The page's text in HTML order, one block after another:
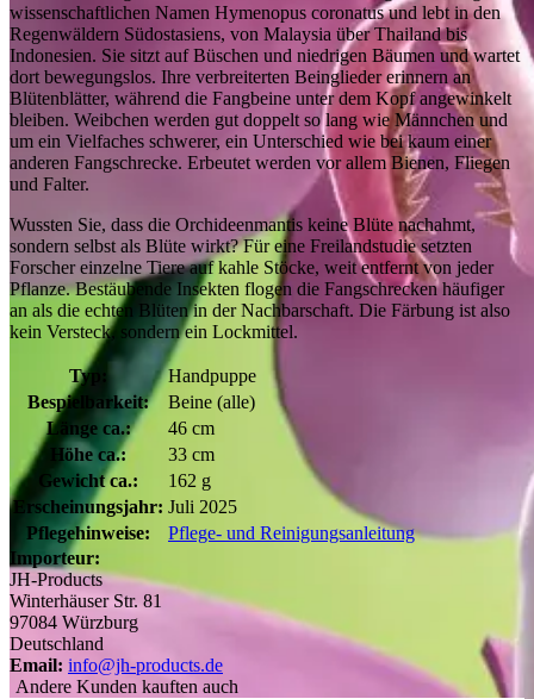
wissenschaftlichen Namen Hymenopus coronatus und lebt in den
Regenwäldern Südostasiens, von Malaysia über Thailand bis
Indonesien. Sie sitzt auf Büschen und niedrigen Bäumen und wartet
dort bewegungslos. Ihre verbreiterten Beinglieder erinnern an
Blütenblätter, während die Fangbeine unter dem Kopf angewinkelt
bleiben. Weibchen werden gut doppelt so lang wie Männchen und
um ein Vielfaches schwerer, ein Unterschied wie bei kaum einer
anderen Fangschrecke. Erbeutet werden vor allem Bienen, Fliegen
und Falter.
Wussten Sie, dass die Orchideenmantis keine Blüte nachahmt,
sondern selbst als Blüte wirkt? Für eine Freilandstudie setzten
Forscher einzelne Tiere auf kahle Stöcke, weit entfernt von jeder
Pflanze. Bestäubende Insekten flogen die Fangschrecken häufiger
an als die echten Blüten in der Nachbarschaft. Die Färbung ist also
kein Versteck, sondern ein Lockmittel.
Typ:
Handpuppe
Bespielbarkeit:
Beine (alle)
Länge ca.:
46 cm
Höhe ca.:
33 cm
Gewicht ca.:
162 g
Erscheinungsjahr: Juli 2025
Pflegehinweise:
Pflege- und Reinigungsanleitung
Importeur:
JH-Products
Winterhäuser Str. 81
97084 Würzburg
Deutschland
Email: info@jh-products.de
Andere Kunden kauften auch